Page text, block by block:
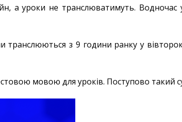
а уроки не транслюватимуть.
з 9 години ранку у
мовою для уроків. Поступово такий